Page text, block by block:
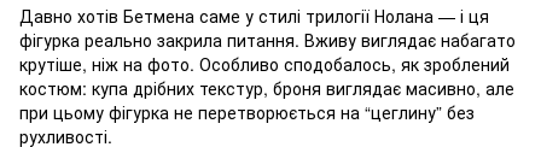
Давно хотів Бетмена саме у стилі трилогії Нолана — і ця
фігурка реально закрила питання. Вживу виглядає набагато
крутіше, ніж на фото. Особливо сподобалось, як зроблений
костюм: купа дрібних текстур, броня виглядає масивно, але
при цьому фігурка не перетворюється на “цеглину” без
рухливості.